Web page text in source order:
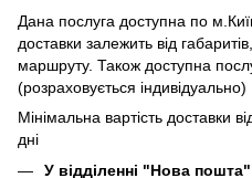
Дана послуга доступна по
доставки залежить від
маршруту. Також доступна
(розраховується індивідуально) .
Мінімальна вартість доставки
дні
У відділенні "Нова пошта"